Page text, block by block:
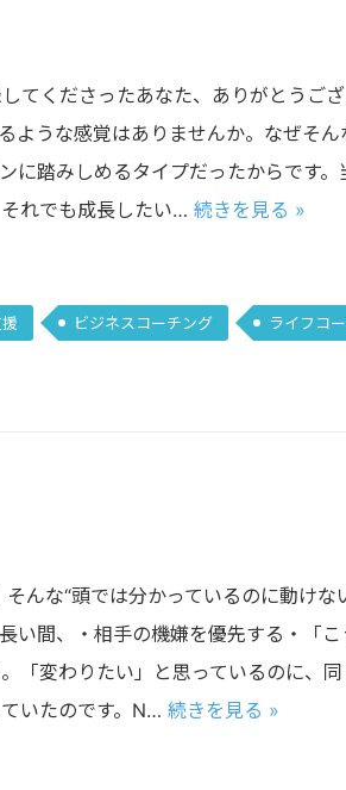
てくださったあなた、ありがとうご
ような感覚はありませんか。なぜそん
に踏みしめるタイプだったからです
れでも成長したい… 続きを見る »
ビジネスコーチング ライフコ
んな“頭では分かっているのに動けな
い間、・相手の機嫌を優先する・「
「変わりたい」と思っているのに、
いたのです。N… 続きを見る »